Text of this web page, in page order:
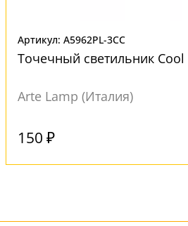
Артикул: A5962PL-3CC
Точечный светильник Cool
Arte Lamp (Италия)
150 ₽